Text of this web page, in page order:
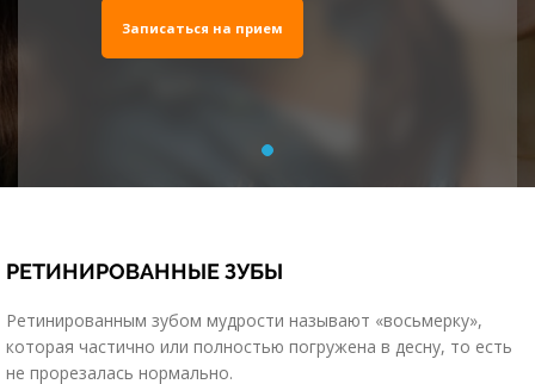
Записаться на прием
РЕТИНИРОВАННЫЕ ЗУБЫ
Ретинированным зубом мудрости называют «восьмерку»,
которая частично или полностью погружена в десну, то есть
не прорезалась нормально.